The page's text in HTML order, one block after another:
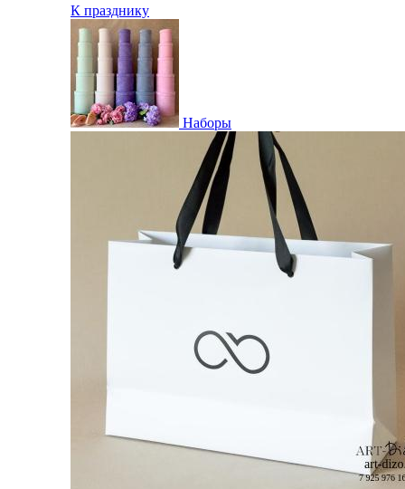
К празднику
Наборы